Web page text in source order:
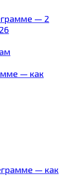
— 2
— как
— как